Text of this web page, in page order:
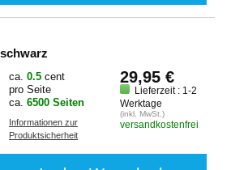
Toner TN-7600 BK, schwarz
ca. 0.5 cent
pro Seite
ca. 6500 Seiten
Informationen zur
Produktsicherheit
29,95 €
Lieferzeit : 1-2
Werktage
(inkl. MwSt.)
versandkostenfrei